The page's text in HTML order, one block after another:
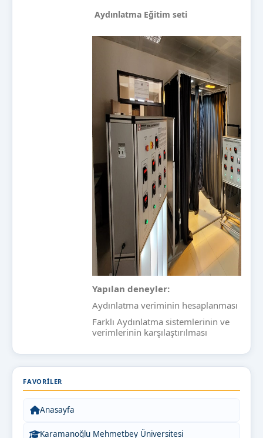
Aydınlatma Eğitim seti
Yapılan deneyler:
Aydınlatma veriminin hesaplanması
Farklı Aydınlatma sistemlerinin ve
verimlerinin karşılaştırılması
FAVORILER
Anasayfa
Karamanoğlu Mehmetbey Üniversitesi